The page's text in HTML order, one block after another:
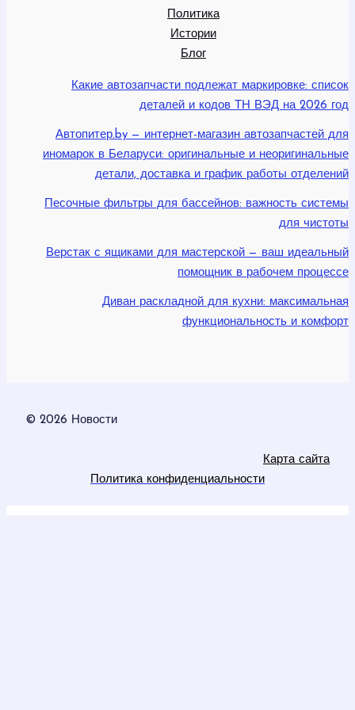
Политика
Истории
Блог
Какие автозапчасти подлежат маркировке: список
деталей и кодов ТН ВЭД на 2026 год
Автопитер.by — интернет-магазин автозапчастей для
иномарок в Беларуси: оригинальные и неоригинальные
детали, доставка и график работы отделений
Песочные фильтры для бассейнов: важность системы
для чистоты
Верстак с ящиками для мастерской — ваш идеальный
помощник в рабочем процессе
Диван раскладной для кухни: максимальная
функциональность и комфорт
© 2026 Новости
Карта сайта
Политика конфиденциальности